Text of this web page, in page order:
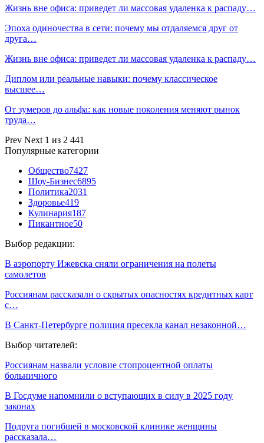
Жизнь вне офиса: приведет ли массовая удаленка к распаду…
Эпоха одиночества в сети: почему мы отдаляемся друг от
друга…
Жизнь вне офиса: приведет ли массовая удаленка к распаду…
Диплом или реальные навыки: почему классическое
высшее…
От зумеров до альфа: как новые поколения меняют рынок
труда…
Prev Next 1 из 2 441
Популярные категории
Общество7427
Шоу-Бизнес6895
Политика2031
Здоровье419
Кулинария187
Пикантное50
Выбор редакции:
В аэропорту Ижевска сняли ограничения на полеты
самолетов
Россиянам рассказали о скрытых опасностях кредитных карт
с…
В Санкт-Петербурге полиция пресекла канал незаконной…
Выбор читателей:
Россиянам назвали условие стопроцентной оплаты
больничного
В Госдуме напомнили о вступающих в силу в 2025 году
законах
Подруга погибшей в московской клинике женщины
рассказала…